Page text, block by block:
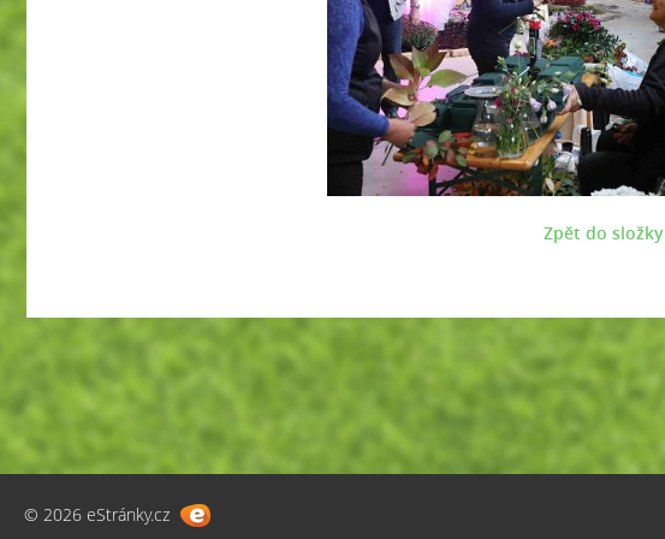
Zpět do složky
© 2026 eStránky.cz